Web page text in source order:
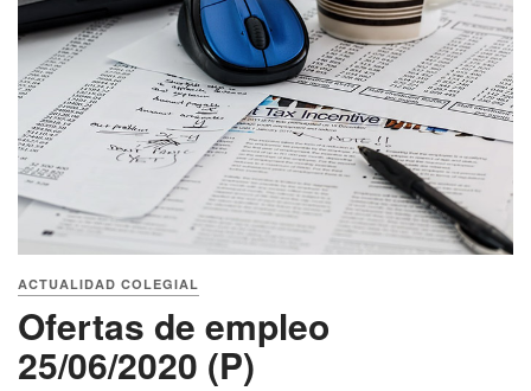
ACTUALIDAD COLEGIAL
Ofertas de empleo
25/06/2020 (P)